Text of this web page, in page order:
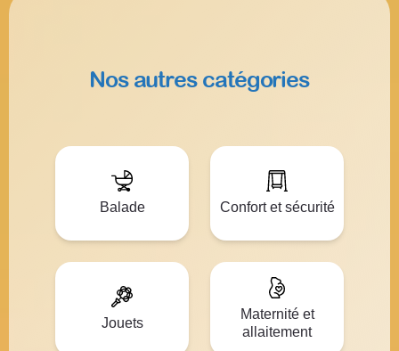
Nos autres catégories
Balade Confort et sécurité
Jouets
Maternité et
allaitement